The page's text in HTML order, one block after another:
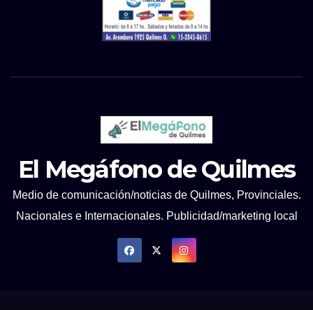
El Megáfono de Quilmes
Medio de comunicación/noticias de Quilmes, Provinciales.
Nacionales e Internacionales. Publicidad/marketing local